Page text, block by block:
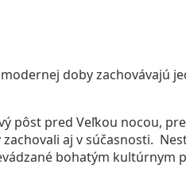
doby zachovávajú
pôst pred Veľkou nocou,
aj v súčasnosti.
bohatým kultúrnym